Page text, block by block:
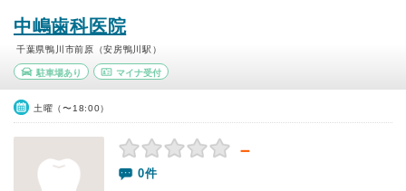
中嶋歯科医院
千葉県鴨川市前原（安房鴨川駅）
駐車場あり マイナ受付
土曜（〜18:00）
－
0件